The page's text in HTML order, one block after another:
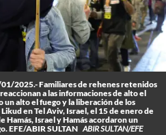
2025.- Familiares de rehenes retenidos
a las informaciones de alto el
alto el fuego y la liberación de los
en Tel Aviv, Israel, el 15 de enero de
Hamás, Israel y Hamás acordaron un
EFE/ABIR SULTAN ABIR SULTAN/EFE